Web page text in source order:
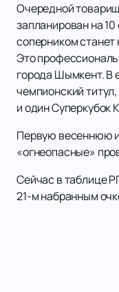
Очередной
запланирован на
соперником
Это
города Шымкент. В
чемпионский
и один Суперкубок
Первую весеннюю
«огнеопасные»
Сейчас в таблице
21-м набранным